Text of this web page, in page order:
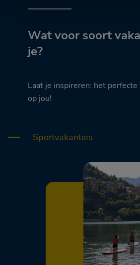
Wat voor soort
je?
Laat je inspireren: het
op jou!
Sportvakanties